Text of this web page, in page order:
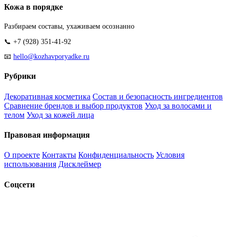
Кожа в порядке
Разбираем составы, ухаживаем осознанно
📞 +7 (928) 351-41-92
📧 hello@kozhavporyadke.ru
Рубрики
Декоративная косметика Состав и безопасность ингредиентов
Сравнение брендов и выбор продуктов Уход за волосами и
телом Уход за кожей лица
Правовая информация
О проекте Контакты Конфиденциальность Условия
использования Дисклеймер
Соцсети